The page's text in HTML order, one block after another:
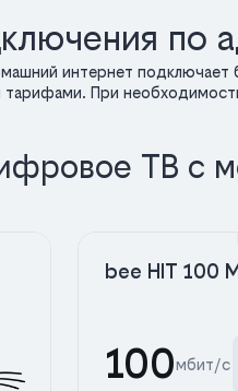
по
интернет подключает
При
ТВ с
bee HIT 100
100мбит/с